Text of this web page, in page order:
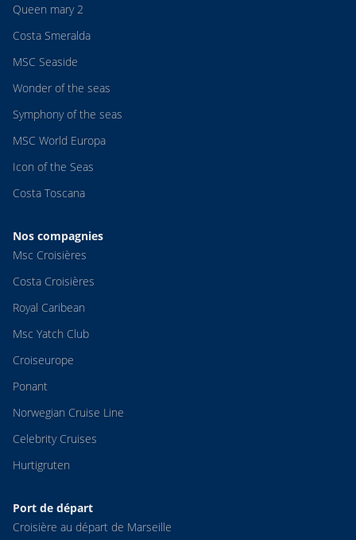
Queen mary 2
Costa Smeralda
MSC Seaside
Wonder of the seas
Symphony of the seas
MSC World Europa
Icon of the Seas
Costa Toscana
Nos compagnies
Msc Croisières
Costa Croisières
Royal Caribean
Msc Yatch Club
Croiseurope
Ponant
Norwegian Cruise Line
Celebrity Cruises
Hurtigruten
Port de départ
Croisière au départ de Marseille